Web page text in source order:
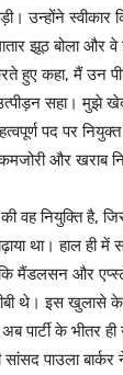
उन्होंने
झूठ बोला और
हुए कहा, मैं उन
उत्पीड़न सहा।
पद पर
और खराब
वह नियुक्ति है,
था। हाल ही में
कि मैंडलसन और
थे। इस खुलासे
पार्टी के भीतर
पाउला